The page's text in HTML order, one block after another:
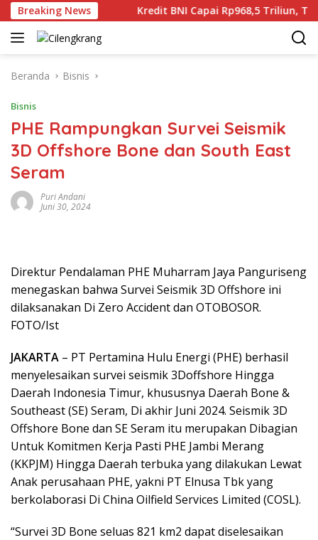
Langsung
ke
konten
Breaking News
Gaza Kredit BNI Capai Rp968,5 Triliun,
Beranda Bisnis
Bisnis
PHE Rampungkan Survei Seismik
3D Offshore Bone dan South East
Seram
Puri Andani
Juni 30, 2024
Direktur Pendalaman PHE Muharram Jaya Panguriseng
menegaskan bahwa Survei Seismik 3D Offshore ini
dilaksanakan Di Zero Accident dan OTOBOSOR.
FOTO/Ist
JAKARTA – PT Pertamina Hulu Energi (PHE) berhasil
menyelesaikan survei seismik 3Doffshore Hingga
Daerah Indonesia Timur, khususnya Daerah Bone &
Southeast (SE) Seram, Di akhir Juni 2024. Seismik 3D
Offshore Bone dan SE Seram itu merupakan Dibagian
Untuk Komitmen Kerja Pasti PHE Jambi Merang
(KKPJM) Hingga Daerah terbuka yang dilakukan Lewat
Anak perusahaan PHE, yakni PT Elnusa Tbk yang
berkolaborasi Di China Oilfield Services Limited (COSL).
“Survei 3D Bone seluas 821 km2 dapat diselesaikan